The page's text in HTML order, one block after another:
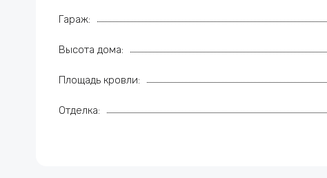
Гараж:
Высота дома:
Площадь кровли:
Отделка: